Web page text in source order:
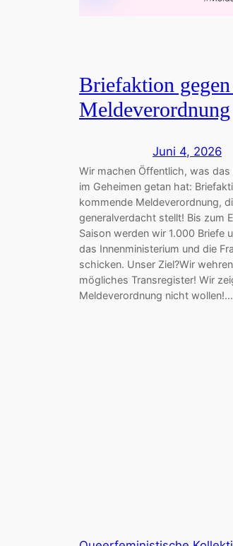
Briefaktion
Meldeverordnung
Juni 4, 2026
Wir machen Öffentlich, was das
im Geheimen getan hat:
kommende Meldeverordnung,
generalverdacht stellt! Bis zum
Saison werden wir 1.000 Briefe
das Innenministerium und die
schicken. Unser Ziel?Wir
mögliches Transregister! Wir
Meldeverordnung nicht wollen!…